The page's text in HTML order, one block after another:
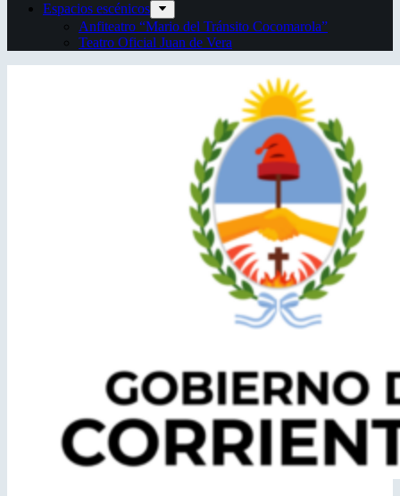
Espacios escénicos
Anfiteatro “Mario del Tránsito Cocomarola”
Teatro Oficial Juan de Vera